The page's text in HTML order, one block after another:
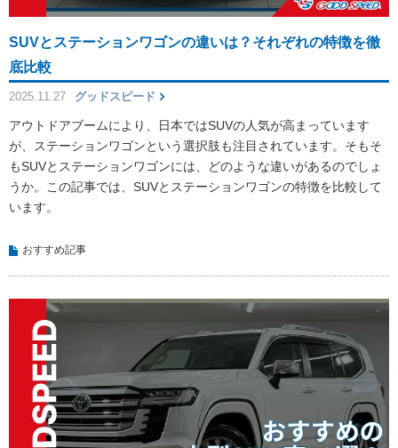
SUVとステーションワゴンの違いは？それぞれの特徴を徹
底比較
2025.11.27 グッドスピード
アウトドアブームにより、日本ではSUVの人気が高まっています
が、ステーションワゴンという選択肢も注目されています。そもそ
もSUVとステーションワゴンには、どのような違いがあるのでしょ
うか。この記事では、SUVとステーションワゴンの特徴を比較して
います。
おすすめ記事